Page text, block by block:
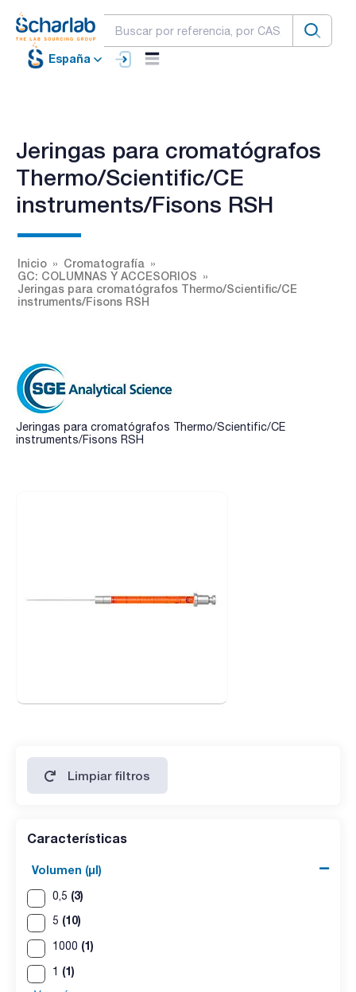
España
Jeringas para cromatógrafos
Thermo/Scientific/CE
instruments/Fisons RSH
Inicio
Cromatografía
GC: COLUMNAS Y ACCESORIOS
Jeringas para cromatógrafos Thermo/Scientific/CE
instruments/Fisons RSH
Jeringas para cromatógrafos Thermo/Scientific/CE
instruments/Fisons RSH
Limpiar filtros
Características
Volumen (µl)
0,5 (3)
5 (10)
1000 (1)
1 (1)